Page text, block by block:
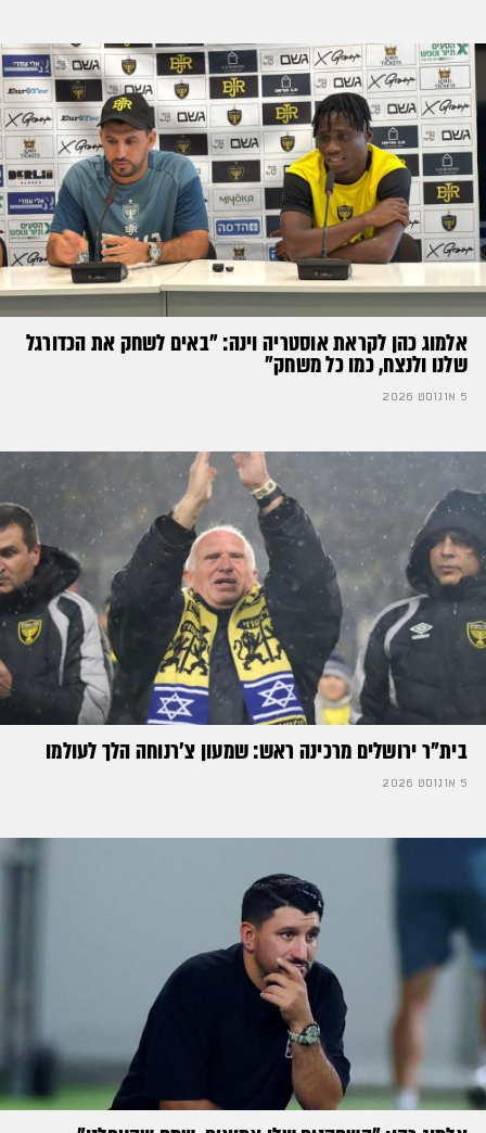
אלמוג כהן לקראת אוסטריה וינה: ״באים לשחק את הכדורגל
שלנו ולנצח, כמו כל משחק״
5 אוגוסט 2026
בית"ר ירושלים מרכינה ראש: שמעון צ'רנוחה הלך לעולמו
5 אוגוסט 2026